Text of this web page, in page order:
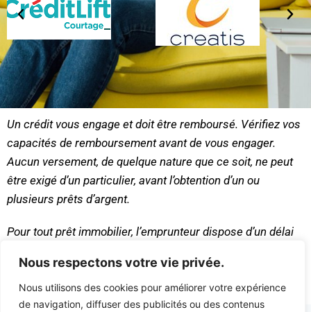
Nous respectons votre vie privée.
Nous utilisons des cookies pour améliorer votre expérience
de navigation, diffuser des publicités ou des contenus
Un crédit vous engage et doit être remboursé. Vérifiez vos
capacités de remboursement avant de vous engager.
Aucun versement, de quelque nature que ce soit, ne peut
être exigé d’un particulier, avant l’obtention d’un ou
plusieurs prêts d’argent.
Pour tout prêt immobilier, l’emprunteur dispose d’un délai
l’obtention du prêt, s’il n’est pas obtenu, le vendeur doit
rembourser les sommes versées.